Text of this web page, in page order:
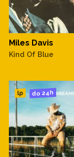
Miles Davis
Kind Of Blue
lp do 24h